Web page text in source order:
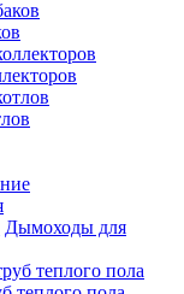
Дымоходы для